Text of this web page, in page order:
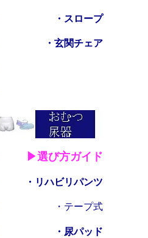
・スロープ
・玄関チェア
▶選び方ガイド
・リハビリパンツ
・テープ式
・尿パッド